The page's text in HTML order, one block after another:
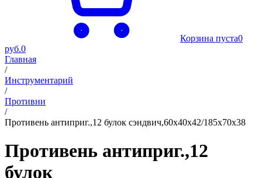
Корзина пуста0
руб.0
Главная
/
Инструментарий
/
Противни
/
Противень антиприг.,12 булок сэндвич,60х40х42/185х70х38
Противень антиприг.,12
булок